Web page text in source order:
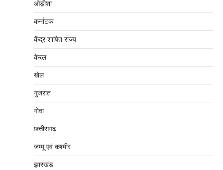
ओड़ीशा
कर्नाटक
केंद्र शाषित राज्य
केरल
खेल
गुजरात
गोवा
छत्तीसगढ़
जम्‍मू एवं कश्‍मीर
झारखंड